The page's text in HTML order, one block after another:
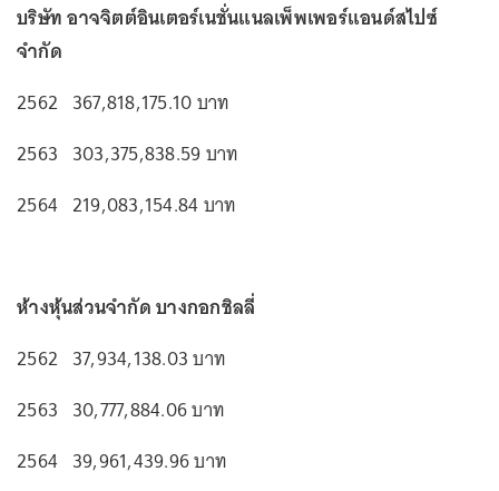
บริษัท อาจจิตต์อินเตอร์เนชั่นแนลเพ็พเพอร์แอนด์สไปซ์
จำกัด
2562 367,818,175.10 บาท
2563 303,375,838.59 บาท
2564 219,083,154.84 บาท
ห้างหุ้นส่วนจำกัด บางกอกชิลลี่
2562 37,934,138.03 บาท
2563 30,777,884.06 บาท
2564 39,961,439.96 บาท